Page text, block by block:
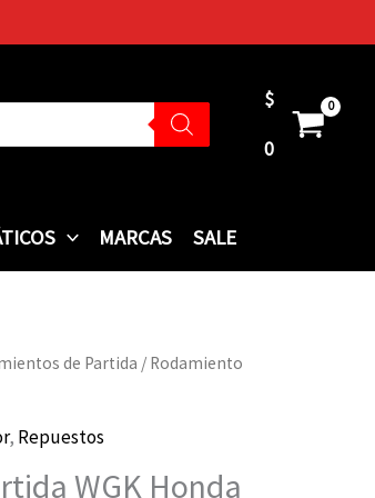
$
0
MARCAS SALE
de Partida / Rodamiento
, Repuestos
WGK Honda